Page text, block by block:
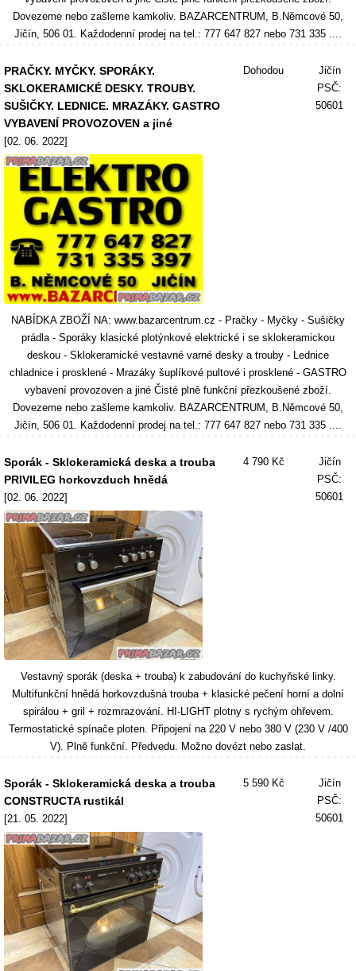
Dovezeme nebo zašleme kamkoliv. BAZARCENTRUM, B.Němcové 50,
Jičín, 506 01. Každodenní prodej na tel.: 777 647 827 nebo 731 335 ....
PRAČKY. MYČKY. SPORÁKY.
SKLOKERAMICKÉ DESKY. TROUBY.
SUŠIČKY. LEDNICE. MRAZÁKY. GASTRO
VYBAVENÍ PROVOZOVEN a jiné
[02. 06. 2022]
Dohodou
Jičín
PSČ:
50601
NABÍDKA ZBOŽÍ NA: www.bazarcentrum.cz - Pračky - Myčky - Sušičky
prádla - Sporáky klasické plotýnkové elektrické i se sklokeramickou
deskou - Sklokeramické vestavné varné desky a trouby - Lednice
chladnice i prosklené - Mrazáky šuplíkové pultové i prosklené - GASTRO
vybavení provozoven a jiné Čisté plně funkční přezkoušené zboží.
Dovezeme nebo zašleme kamkoliv. BAZARCENTRUM, B.Němcové 50,
Jičín, 506 01. Každodenní prodej na tel.: 777 647 827 nebo 731 335 ....
Sporák - Sklokeramická deska a trouba
PRIVILEG horkovzduch hnědá
[02. 06. 2022]
4 790 Kč
Jičín
PSČ:
50601
Vestavný sporák (deska + trouba) k zabudování do kuchyňské linky.
Multifunkční hnědá horkovzdušná trouba + klasické pečení horní a dolní
spirálou + gril + rozmrazování. HI-LIGHT plotny s rychým ohřevem.
Termostatické spínače ploten. Připojení na 220 V nebo 380 V (230 V /400
V). Plně funkční. Předvedu. Možno dovézt nebo zaslat.
Sporák - Sklokeramická deska a trouba
CONSTRUCTA rustikál
[21. 05. 2022]
5 590 Kč
Jičín
PSČ:
50601